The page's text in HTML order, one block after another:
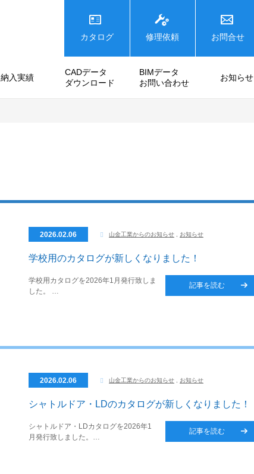
カタログ 修理依頼 お問合せ
納入実績
CADデータ
ダウンロード
BIMデータ
お問い合わせ
お知らせ
2026.02.06 山金工業からのお知らせ お知らせ
学校用のカタログが新しくなりました！
学校用カタログを2026年1月発行致しま
した。 …
記事を読む
2026.02.06 山金工業からのお知らせ お知らせ
シャトルドア・LDのカタログが新しくなりました！
シャトルドア・LDカタログを2026年1
月発行致しました。…
記事を読む